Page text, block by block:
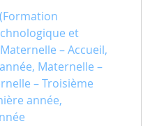
et
Maternelle – Accueil,
Maternelle –
– Troisième
année,